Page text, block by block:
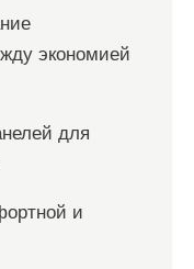
экономией
для
и